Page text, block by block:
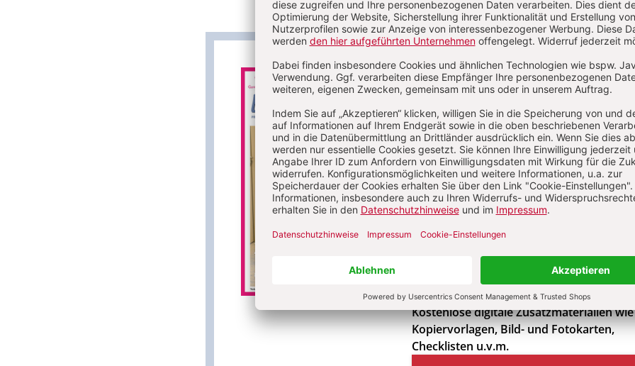
Die
Entdeckungskiste
Abo
6 Ausgaben pro Jahr
Impulse für die Umsetzung der
frühkindlichen Bildungspläne für Kinder
Leicht umsetzbare und aktuelle
Pädagogisch fundiert und erprobt – von
Fachkräften aus der Praxis für die Praxis
Kostenlose digitale Zusatzmaterialien wie
Kopiervorlagen, Bild- und Fotokarten,
Checklisten u.v.m.